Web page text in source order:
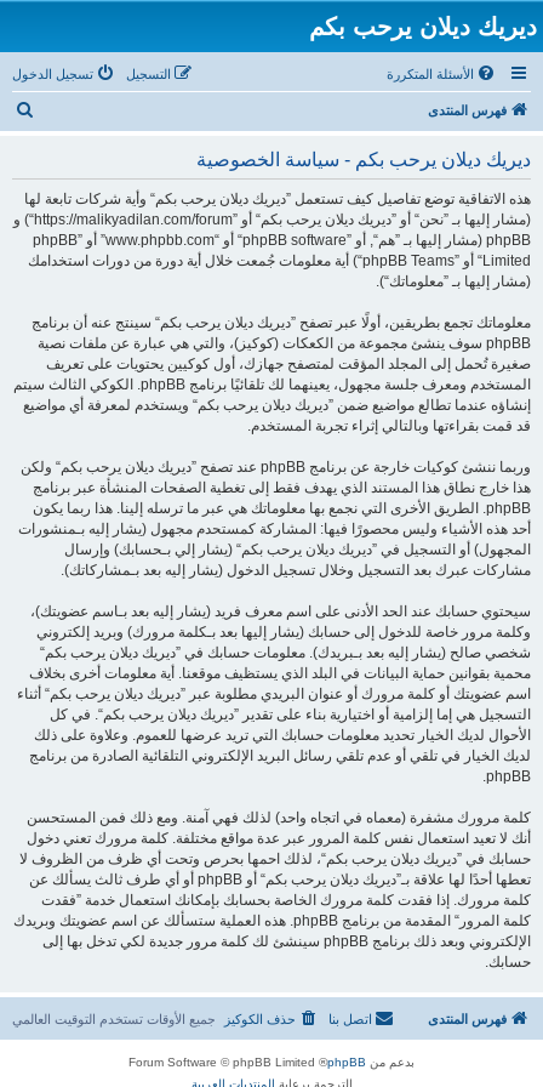
ديريك ديلان يرحب بكم
الأسئلة المتكررة تسجيل الدخول التسجيل
فهرس المنتدى
ديريك ديلان يرحب بكم - سياسة الخصوصية
هذه الاتفاقية توضع تفاصيل كيف تستعمل ”ديريك ديلان يرحب بكم“ وأية شركات تابعة لها
(مشار إليها بـ ”نحن“ أو ”ديريك ديلان يرحب بكم“ أو ”https://malikyadilan.com/forum“) و
phpBB (مشار إليها بـ ”هم“, أو ”phpBB software“ أو “www.phpbb.com” أو ”phpBB
Limited“ أو ”phpBB Teams“) أية معلومات جُمعت خلال أية دورة من دورات استخدامك
(مشار إليها بـ ”معلوماتك“).
معلوماتك تجمع بطريقين، أولًا عبر تصفح ”ديريك ديلان يرحب بكم“ سينتج عنه أن برنامج
phpBB سوف ينشئ مجموعة من الكعكات (كوكيز)، والتي هي عبارة عن ملفات نصية
صغيرة تُحمل إلى المجلد المؤقت لمتصفح جهازك، أول كوكيين يحتويات على تعريف
المستخدم ومعرف جلسة مجهول، يعينهما لك تلقائيًا برنامج phpBB. الكوكي الثالث سيتم
إنشاؤه عندما تطالع مواضيع ضمن ”ديريك ديلان يرحب بكم“ ويستخدم لمعرفة أي مواضيع
قد قمت بقراءتها وبالتالي إثراء تجربة المستخدم.
وربما ننشئ كوكيات خارجة عن برنامج phpBB عند تصفح ”ديريك ديلان يرحب بكم“ ولكن
هذا خارج نطاق هذا المستند الذي يهدف فقط إلى تغطية الصفحات المنشأة عبر برنامج
phpBB. الطريق الأخرى التي نجمع بها معلوماتك هي عبر ما ترسله إلينا. هذا ربما يكون
أحد هذه الأشياء وليس محصورًا فيها: المشاركة كمستحدم مجهول (يشار إليه بـمنشورات
المجهول) أو التسجيل في ”ديريك ديلان يرحب بكم“ (يشار إلي بـحسابك) وإرسال
مشاركات عبرك بعد التسجيل وخلال تسجيل الدخول (يشار إليه بعد بـمشاركاتك).
سيحتوي حسابك عند الحد الأدنى على اسم معرف فريد (يشار إليه بعد بـاسم عضويتك)،
وكلمة مرور خاصة للدخول إلى حسابك (يشار إليها بعد بـكلمة مرورك) وبريد إلكتروني
شخصي صالح (يشار إليه بعد بـبريدك). معلومات حسابك في ”ديريك ديلان يرحب بكم“
محمية بقوانين حماية البيانات في البلد الذي يستظيف موقعنا. أية معلومات أخرى بخلاف
اسم عضويتك أو كلمة مرورك أو عنوان البريدي مطلوبة عبر ”ديريك ديلان يرحب بكم“ أثناء
التسجيل هي إما إلزامية أو اختيارية بناء على تقدير ”ديريك ديلان يرحب بكم“. في كل
الأحوال لديك الخيار تحديد معلومات حسابك التي تريد عرضها للعموم. وعلاوة على ذلك
لديك الخيار في تلقي أو عدم تلقي رسائل البريد الإلكتروني التلقائية الصادرة من برنامج
phpBB.
كلمة مرورك مشفرة (معماه في اتجاه واحد) لذلك فهي آمنة. ومع ذلك فمن المستحسن
أنك لا تعيد استعمال نفس كلمة المرور عبر عدة مواقع مختلفة. كلمة مرورك تعني دخول
حسابك في ”ديريك ديلان يرحب بكم“، لذلك احمها بحرص وتحت أي ظرف من الظروف لا
تعطها أحدًا لها علاقة بـ”ديريك ديلان يرحب بكم“ أو phpBB أو أي طرف ثالث يسألك عن
كلمة مرورك. إذا فقدت كلمة مرورك الخاصة بحسابك بإمكانك استعمال خدمة ”فقدت
كلمة المرور“ المقدمة من برنامج phpBB. هذه العملية ستسألك عن اسم عضويتك وبريدك
الإلكتروني وبعد ذلك برنامج phpBB سينشئ لك كلمة مرور جديدة لكي تدخل بها إلى
حسابك.
فهرس المنتدى جميع الأوقات تستخدم التوقيت العالمي حذف الكوكيز اتصل بنا
بدعم من phpBB
® Forum Software © phpBB Limited
الترجمة برعاية المنتديات العربية